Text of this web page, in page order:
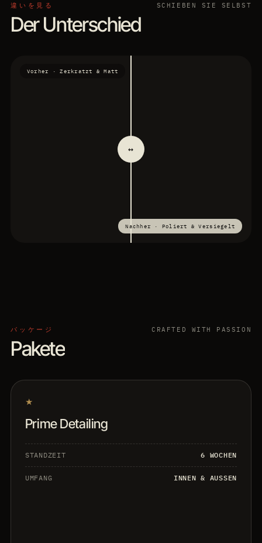
NAHEZU UNSICHTBAR IDEAL FÜR NEUWAGEN
KOMBINIERBAR MIT KERAMIK
für Fahrzeuge mit exklusiver Innenausstattung. Mit
spezialisierten Produkten von Ledermax und Swissvax.
Termin anfragen →
違いを見る
Der Unterschied
SCHIEBEN SIE SELBST
↔
Vorher · Zerkratzt & Matt
Nachher · Poliert & Versiegelt
パッケージ
Pakete
CRAFTED WITH PASSION
★
Prime Detailing
STANDZEIT 6 WOCHEN
UMFANG INNEN & AUSSEN